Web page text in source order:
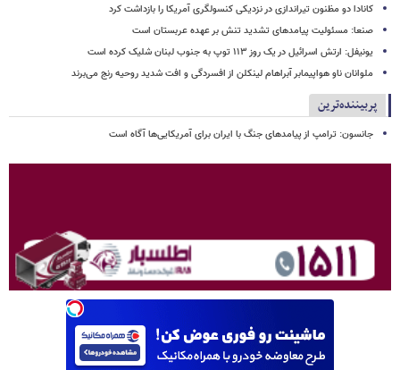
کانادا دو مظنون تیراندازی در نزدیکی کنسولگری آمریکا را بازداشت کرد
صنعا: مسئولیت پیامدهای تشدید تنش بر عهده عربستان است
یونیفل: ارتش اسرائیل در یک روز ۱۱۳ توپ به جنوب لبنان شلیک کرده است
ملوانان ناو هواپیمابر آبراهام لینکلن از افسردگی و افت شدید روحیه رنج می‌برند
پربیننده‌ترین
جانسون: ترامپ از پیامدهای جنگ با ایران برای آمریکایی‌ها آگاه است